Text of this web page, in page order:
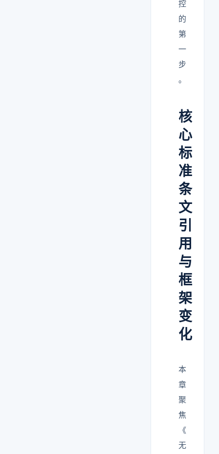
控
的
第
一
步
。
核
心
标
准
条
文
引
用
与
框
架
变
化
本
章
聚
焦
《
无